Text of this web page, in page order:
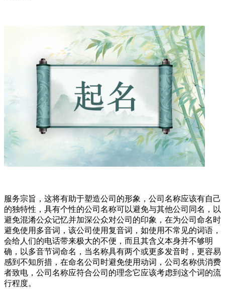
服务宗旨，这将有助于塑造公司的形象，公司名称应该有自己
的独特性，具有个性的公司名称可以避免与其他公司同名，以
避免混淆公众记忆并加深公众对公司的印象，在为公司命名时
避免使用多音词，该公司使用复音词，如使用不常见的词语，
会给人们的电话带来极大的不便，而且其含义本身并不够明
确，以多音节词命名，当名称具有两个或更多发音时，更容易
感到不知所措，在命名公司时避免使用动词，公司名称供消费
者致电，公司名称应符合公司的理念它应该考虑到这个词的流
行程度。